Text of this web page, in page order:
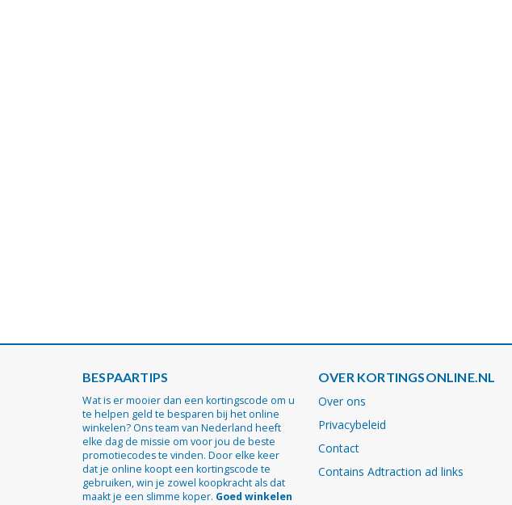
BESPAARTIPS
Wat is er mooier dan een kortingscode om u
te helpen geld te besparen bij het online
winkelen? Ons team van Nederland heeft
elke dag de missie om voor jou de beste
promotiecodes te vinden. Door elke keer
dat je online koopt een kortingscode te
gebruiken, win je zowel koopkracht als dat
maakt je een slimme koper. Goed winkelen
OVER KORTINGSONLINE.NL
Over ons
Privacybeleid
Contact
Contains Adtraction ad links